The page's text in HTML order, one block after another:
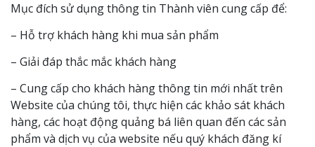
Mục đích sử dụng thông tin Thành viên cung cấp để:
– Hỗ trợ khách hàng khi mua sản phẩm
– Giải đáp thắc mắc khách hàng
– Cung cấp cho khách hàng thông tin mới nhất trên
Website của chúng tôi, thực hiện các khảo sát khách
hàng, các hoạt động quảng bá liên quan đến các sản
phẩm và dịch vụ của website nếu quý khách đăng kí